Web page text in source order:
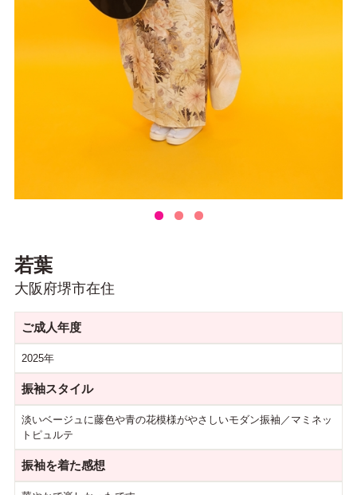
若葉
大阪府堺市在住
ご成人年度
2025年
振袖スタイル
淡いベージュに藤色や青の花模様がやさしいモダン振袖／マミネッ
トピュルテ
振袖を着た感想